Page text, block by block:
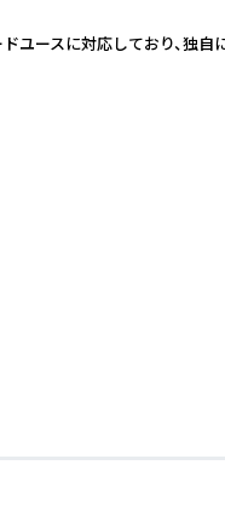
に対応しており